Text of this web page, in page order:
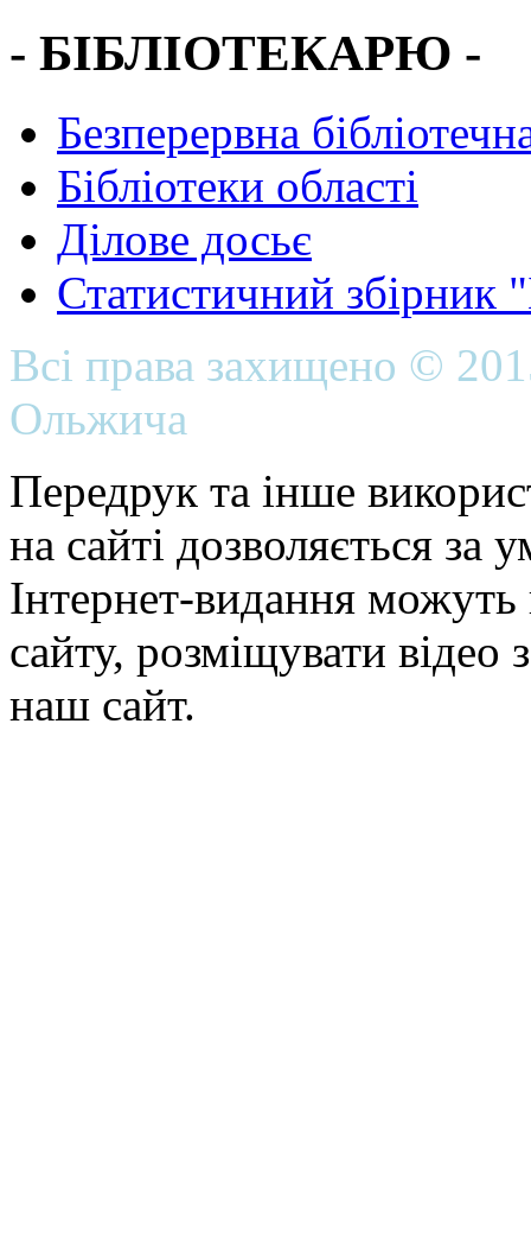
- БІБЛІОТЕКАРЮ -
Безперервна
Бібліотеки області
Ділове досьє
Статистичний
Всі права захищено ©
Ольжича
Передрук та інше
на сайті дозволяється
Інтернет-видання можуть
сайту, розміщувати відео
наш сайт.